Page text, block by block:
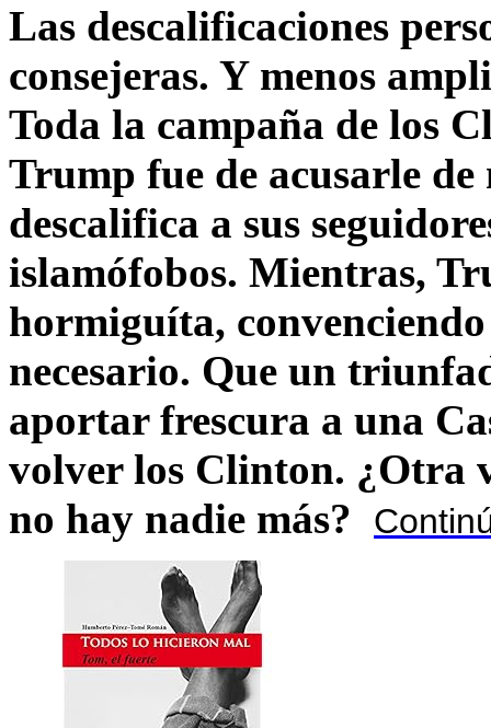
Las descalificaciones
consejeras. Y menos
Toda la campaña de los
Trump fue de acusarle
descalifica a sus
islamófobos. Mientras,
hormiguíta,
necesario. Que un
aportar frescura a una
volver los Clinton. ¿Otra
no hay nadie más?